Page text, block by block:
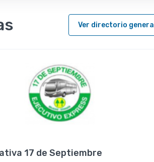
Ver directorio general
17 de Septiembre